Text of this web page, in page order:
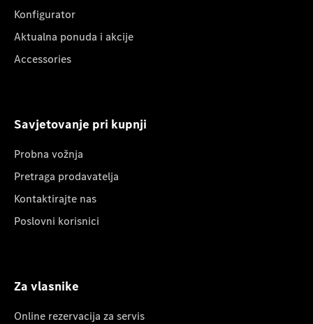
Konfigurator
Aktualna ponuda i akcije
Accessories
Savjetovanje pri kupnji
Probna vožnja
Pretraga prodavatelja
Kontaktirajte nas
Poslovni korisnici
Za vlasnike
Online rezervacija za servis